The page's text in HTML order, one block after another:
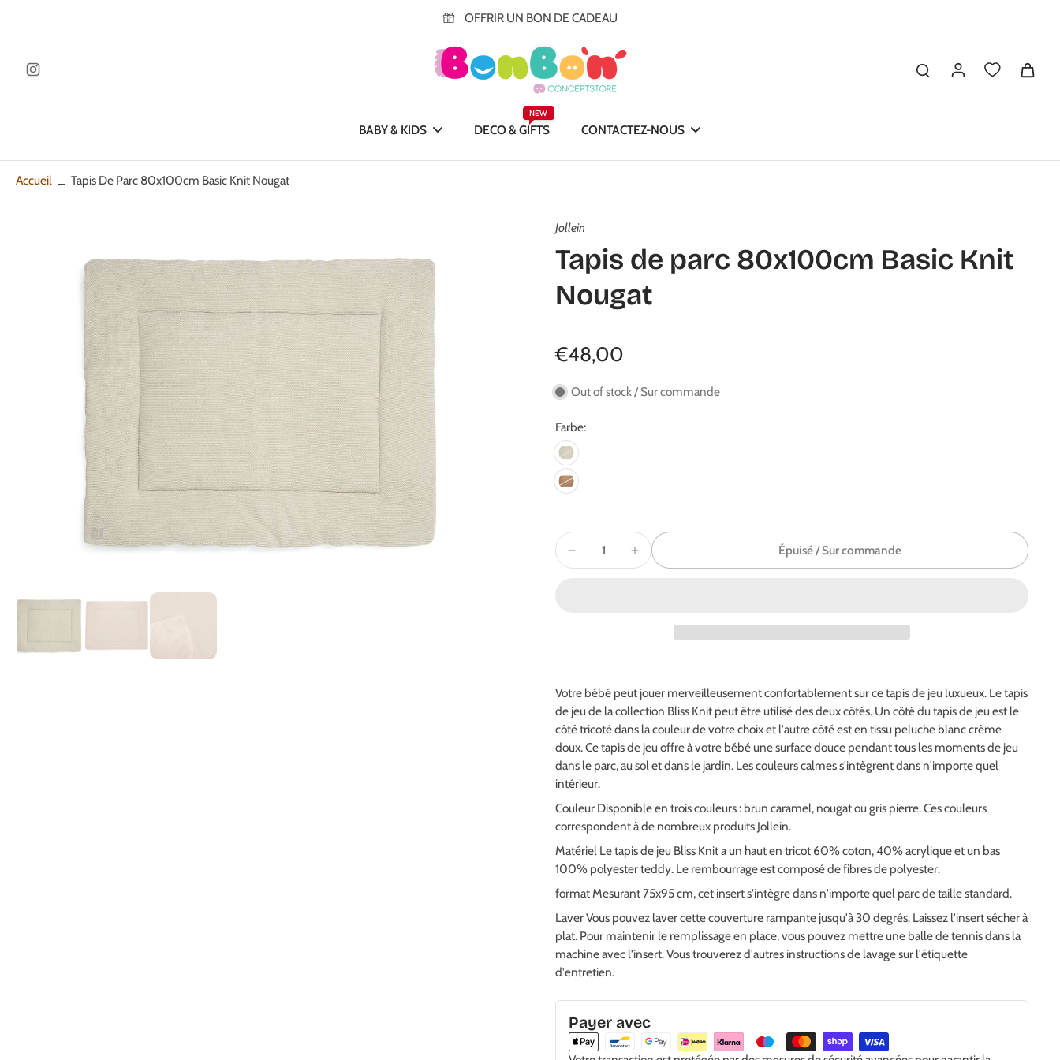
OFFRIR UN BON DE CADEAU
BABY & KIDS DECO & GIFTS
NEW
CONTACTEZ-NOUS
Accueil Tapis De Parc 80x100cm Basic Knit Nougat
informations
Jollein
Tapis de parc 80x100cm Basic Knit
Nougat
€48,00
Out of stock / Sur commande
Farbe:
Épuisé / Sur commande
Votre bébé peut jouer merveilleusement confortablement sur ce tapis de jeu luxueux. Le tapis
de jeu de la collection Bliss Knit peut être utilisé des deux côtés. Un côté du tapis de jeu est le
côté tricoté dans la couleur de votre choix et l'autre côté est en tissu peluche blanc crème
doux. Ce tapis de jeu offre à votre bébé une surface douce pendant tous les moments de jeu
dans le parc, au sol et dans le jardin. Les couleurs calmes s'intègrent dans n'importe quel
intérieur.
Couleur Disponible en trois couleurs : brun caramel, nougat ou gris pierre. Ces couleurs
correspondent à de nombreux produits Jollein.
Matériel Le tapis de jeu Bliss Knit a un haut en tricot 60% coton, 40% acrylique et un bas
100% polyester teddy. Le rembourrage est composé de fibres de polyester.
format Mesurant 75x95 cm, cet insert s'intègre dans n'importe quel parc de taille standard.
Laver Vous pouvez laver cette couverture rampante jusqu'à 30 degrés. Laissez l'insert sécher à
plat. Pour maintenir le remplissage en place, vous pouvez mettre une balle de tennis dans la
machine avec l'insert. Vous trouverez d'autres instructions de lavage sur l'étiquette
d'entretien.
Payer avec